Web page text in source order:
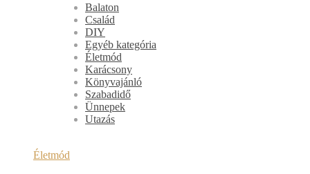
Balaton
Család
DIY
Egyéb kategória
Életmód
Karácsony
Könyvajánló
Szabadidő
Ünnepek
Utazás
Életmód